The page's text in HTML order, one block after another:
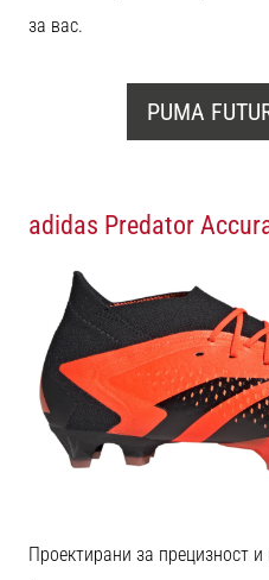
играчи,
Покажи
всички
статии
за вас.
PUMA
adidas Predator
Проектирани за прецизност